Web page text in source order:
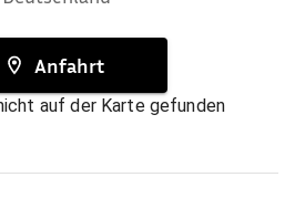
Anfahrt
auf der Karte gefunden